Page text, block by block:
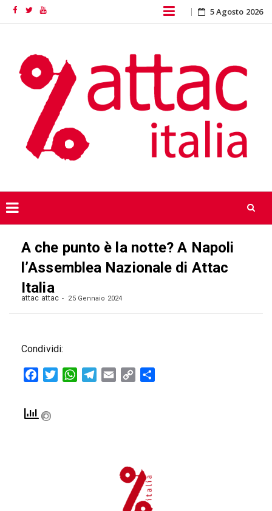
FacebookTwitterYouTube Skip
content
5 Agosto 2026
A che punto è la notte? A Napoli
l’Assemblea Nazionale di Attac
Italia
attac attac 25 Gennaio 2024
Condividi:
FacebookTwitterWhatsAppTelegram
Email
Copy